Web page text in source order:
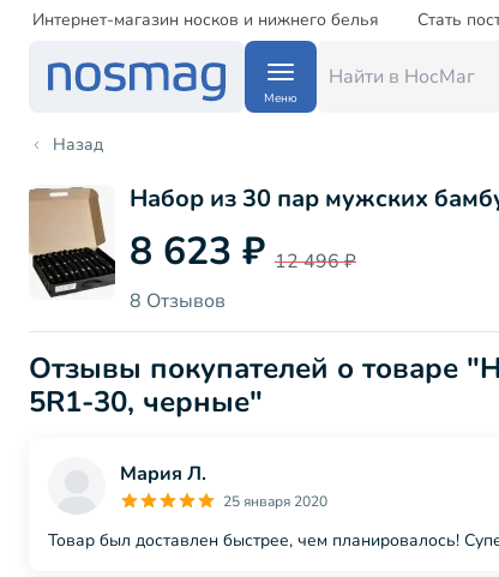
Интернет-магазин носков и нижнего белья Стать
Меню
Назад
Набор из 30 пар мужских
8 623 ₽ 12 496 ₽
8 Отзывов
Отзывы покупателей о товаре
5R1-30, черные"
Мария Л.
25 января 2020
Товар был доставлен быстрее, чем планировалось!